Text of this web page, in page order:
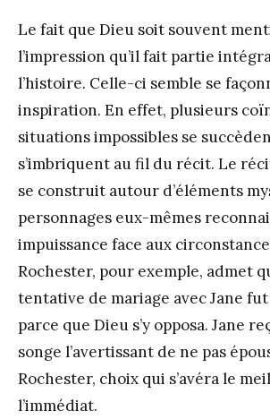
Le fait que Dieu soit souvent
l’impression qu’il fait partie
l’histoire. Celle-ci semble se
inspiration. En effet, plusieurs
situations impossibles se
s’imbriquent au fil du récit. Le
se construit autour d’éléments
personnages eux-mêmes
impuissance face aux
Rochester, pour exemple, admet
tentative de mariage avec Jane
parce que Dieu s’y opposa. Jane
songe l’avertissant de ne pas
Rochester, choix qui s’avéra le
l’immédiat.